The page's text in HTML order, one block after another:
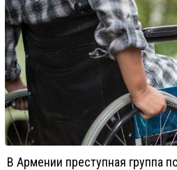
В Армении преступная группа